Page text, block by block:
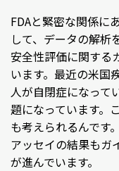
FDAと緊密な関係に
して、データの解析
安全性評価に関する
います。最近の米国
人が自閉症になって
題になっています。
も考えられるんです
アッセイの結果もガ
が進んでいます。